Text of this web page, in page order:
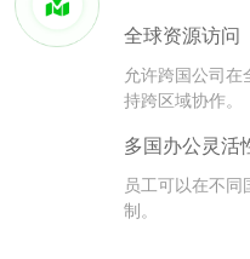
全球资源访问
允许跨国公司
持跨区域协作。
多国办公灵活
员工可以在不
制。